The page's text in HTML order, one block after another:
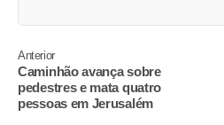
Anterior
Caminhão avança sobre
pedestres e mata quatro
pessoas em Jerusalém